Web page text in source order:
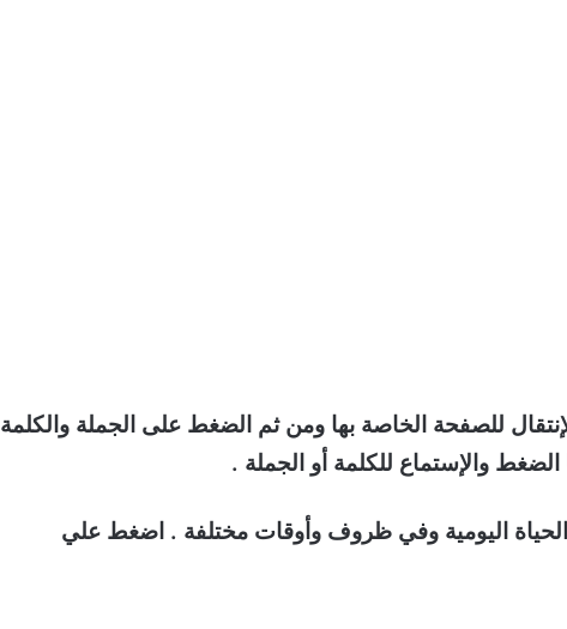
للصفحة الخاصة بها ومن ثم الضغط على الجملة والكلمة
والإستماع للكلمة أو الجملة .
اليومية وفي ظروف وأوقات مختلفة . اضغط علي